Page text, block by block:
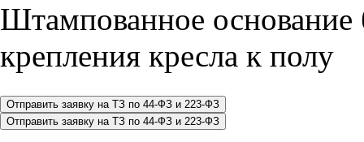
Штампованное основание
крепления кресла к полу